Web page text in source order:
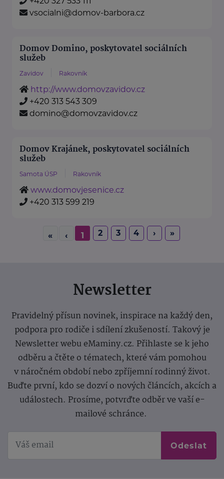
vsocialni@domov-barbora.cz
Domov Domino, poskytovatel sociálních
služeb
Zavidov Rakovník
http://www.domovzavidov.cz
+420 313 543 309
domino@domovzavidov.cz
Domov Krajánek, poskytovatel sociálních
služeb
Samota ÚSP Rakovník
www.domovjesenice.cz
+420 313 599 219
« ‹ 1 2 3 4 › »
Newsletter
Pravidelný přísun novinek, inspirace na každý den,
podpora pro rodiče i sdílení zkušeností. Takový je
Newsletter webu eMaminy.cz. Přihlaste se k jeho
odběru a čtěte o tématech, které vám pomohou
v náročném období nebo zpříjemní rodinný život.
Buďte první, kdo se dozví o nových článcích, akcích a
událostech. Prosíme, potvrďte odběr ve vaší e-
mailové schránce.
Odeslat